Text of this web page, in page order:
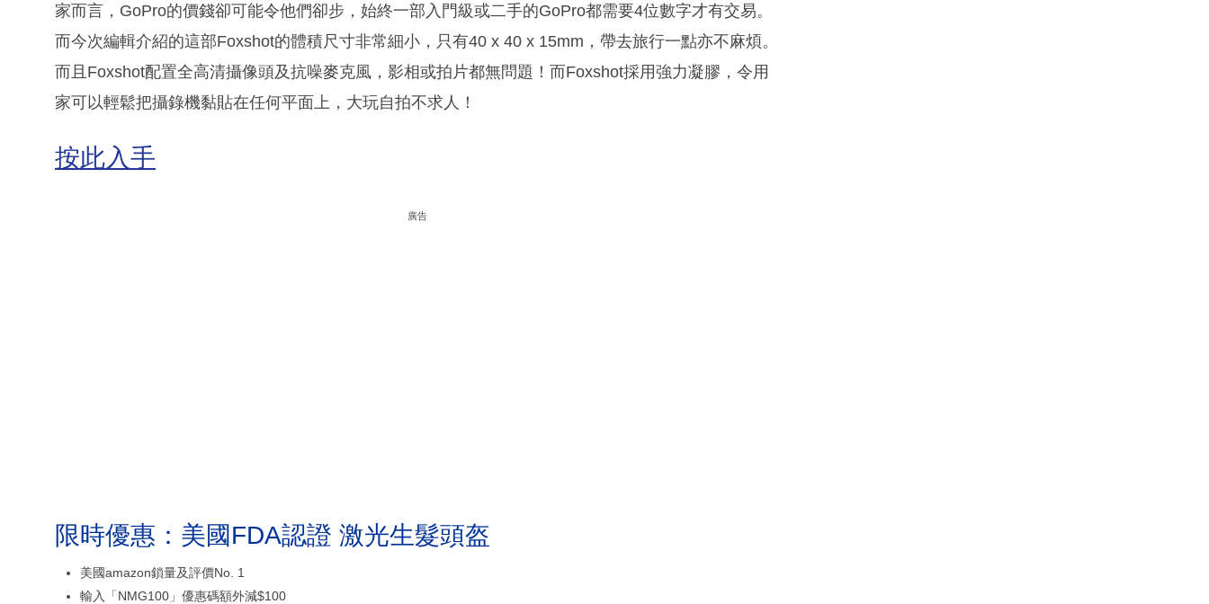
家而言，GoPro的價錢卻可能令他們卻步，始終一部入門級或二手的GoPro都需要4位數字才有交易。
而今次編輯介紹的這部Foxshot的體積尺寸非常細小，只有40 x 40 x 15mm，帶去旅行一點亦不麻煩。
而且Foxshot配置全高清攝像頭及抗噪麥克風，影相或拍片都無問題！而Foxshot採用強力凝膠，令用
家可以輕鬆把攝錄機黏貼在任何平面上，大玩自拍不求人！
按此入手
廣告
限時優惠：美國FDA認證 激光生髮頭盔
美國amazon鎖量及評價No. 1
輸入「NMG100」優惠碼額外減$100